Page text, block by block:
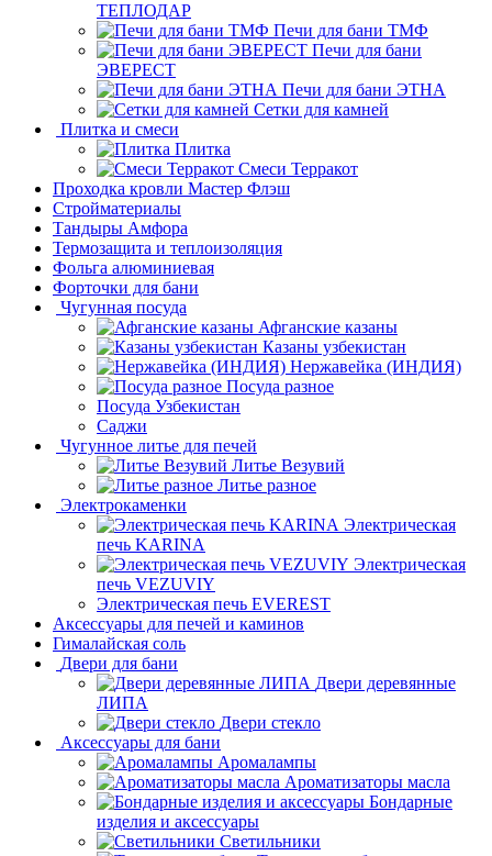
ТЕПЛОДАР
Печи для бани ТМФ
Печи для бани
ЭВЕРЕСТ
Печи для бани ЭТНА
Сетки для камней
Плитка и смеси
Плитка
Смеси Терракот
Проходка кровли Мастер Флэш
Стройматериалы
Тандыры Амфора
Термозащита и теплоизоляция
Фольга алюминиевая
Форточки для бани
Чугунная посуда
Афганские казаны
Казаны узбекистан
Нержавейка (ИНДИЯ)
Посуда разное
Посуда Узбекистан
Саджи
Чугунное литье для печей
Литье Везувий
Литье разное
Электрокаменки
Электрическая
печь KARINA
Электрическая
печь VEZUVIY
Электрическая печь EVEREST
Аксессуары для печей и каминов
Гималайская соль
Двери для бани
Двери деревянные
ЛИПА
Двери стекло
Аксессуары для бани
Аромалампы
Ароматизаторы масла
Бондарные
изделия и аксессуары
Светильники